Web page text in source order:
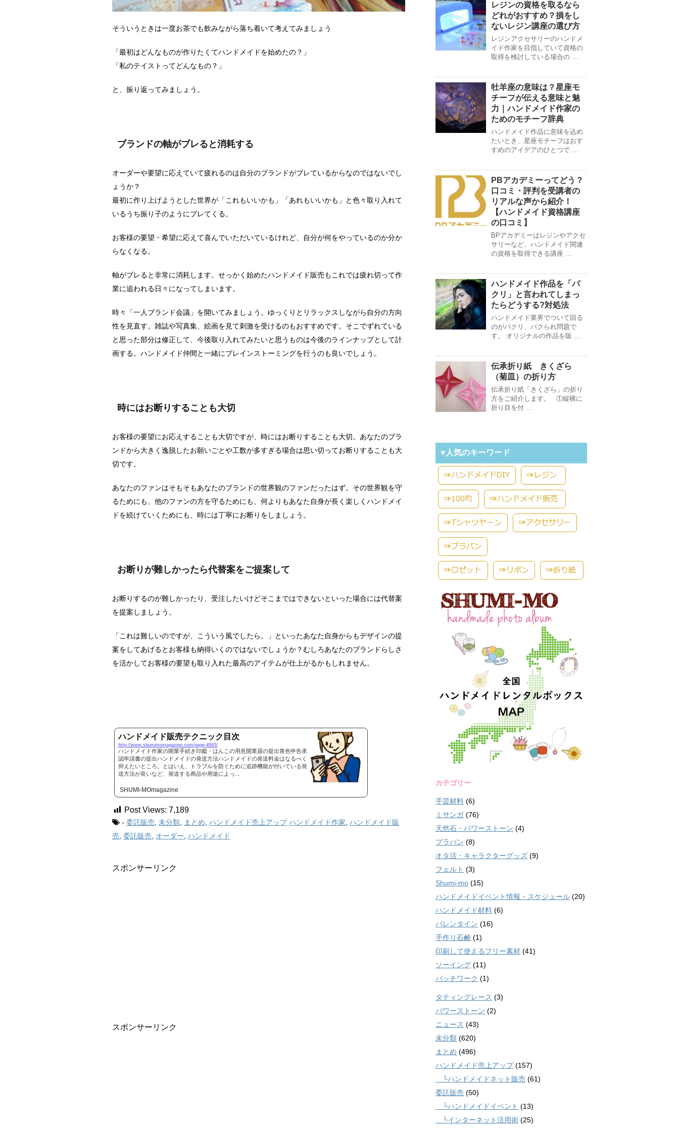
そういうときは一度お茶でも飲みながら落ち着いて考えてみましょう
「最初はどんなものが作りたくてハンドメイドを始めたの？」
「私のテイストってどんなもの？」
と、振り返ってみましょう。
ブランドの軸がブレると消耗する
オーダーや要望に応えていて疲れるのは自分のブランドがブレているからなのではないでし
ょうか？
最初に作り上げようとした世界が「これもいいかも」「あれもいいかも」と色々取り入れて
いるうち振り子のようにブレてくる。
お客様の要望・希望に応えて喜んでいただいているけれど、自分が何をやっているのか分か
らなくなる。
軸がブレると非常に消耗します。せっかく始めたハンドメイド販売もこれでは疲れ切って作
業に追われる日々になってしまいます。
時々「一人ブランド会議」を開いてみましょう。ゆっくりとリラックスしながら自分の方向
性を見直す。雑誌や写真集、絵画を見て刺激を受けるのもおすすめです。そこでずれている
と思った部分は修正して、今後取り入れてみたいと思うものは今後のラインナップとして計
画する。ハンドメイド仲間と一緒にブレインストーミングを行うのも良いでしょう。
時にはお断りすることも大切
お客様の要望にお応えすることも大切ですが、時にはお断りすることも大切。あなたのブラ
ンドから大きく逸脱したお願いごとや工数が多すぎる場合は思い切ってお断りすることも大
切です。
あなたのファンはそもそもあなたのブランドの世界観のファンだったはず。その世界観を守
るためにも、他のファンの方を守るためにも、何よりもあなた自身が長く楽しくハンドメイ
ドを続けていくためにも、時には丁寧にお断りをしましょう。
お断りが難しかったら代替案をご提案して
お断りするのが難しかったり、受注したいけどそこまではできないといった場合には代替案
を提案しましょう。
「これは難しいのですが、こういう風でしたら。」といったあなた自身からもデザインの提
案をしてあげるとお客様も納得いくのではないでしょうか？むしろあなたのブランドらしさ
を活かしてお客様の要望も取り入れた最高のアイテムが仕上がるかもしれません。
ハンドメイド販売テクニック目次
http://www.shumimomagazine.com/page-4065/
ハンドメイド作家の開業手続き印鑑・はんこの用意開業届の提出青色申告承
認申請書の提出ハンドメイドの発送方法ハンドメイドの発送料金はなるべく
抑えたいところ。とはいえ、トラブルを防ぐために追跡機能が付いている発
送方法が良いなど、発送する商品や用途によっ...
SHUMI-MOmagazine
Post Views: 7,189
- 委託販売, 未分類, まとめ, ハンドメイド売上アップ ハンドメイド作家, ハンドメイド販
売, 委託販売, オーダー, ハンドメイド
スポンサーリンク
スポンサーリンク
レジンの資格を取るなら
どれがおすすめ？損をし
ないレジン講座の選び方
レジンアクセサリーのハンドメ
イド作家を目指していて資格の
取得を検討している場合の …
牡羊座の意味は？星座モ
チーフが伝える意味と魅
力｜ハンドメイド作家の
ためのモチーフ辞典
ハンドメイド作品に意味を込め
たいとき、星座モチーフはおす
すめのアイデアのひとつで …
PBアカデミーってどう？
口コミ・評判を受講者の
リアルな声から紹介！
【ハンドメイド資格講座
の口コミ】
BPアカデミーはレジンやアクセ
サリーなど、ハンドメイド関連
の資格を取得できる講座 …
ハンドメイド作品を「パ
クリ」と言われてしまっ
たらどうする?対処法
ハンドメイド業界でついて回る
のがパクリ、パクられ問題で
す。 オリジナルの作品を販 …
伝承折り紙 きくざら
（菊皿）の折り方
伝承折り紙「きくざら」の折り
方をご紹介します。 ①縦横に
折り目を付 …
♥人気のキーワード
カテゴリー
手芸材料 (6)
ミサンガ(76)
天然石・パワーストーン (4)
プラバン (8)
オタ活・キャラクターグッズ (9)
フェルト (3)
Shumi-mo (15)
ハンドメイドイベント情報・スケジュール (20)
ハンドメイド材料 (6)
バレンタイン (16)
手作り石鹸 (1)
印刷して使えるフリー素材 (41)
ソーイング (11)
パッチワーク (1)
タティングレース (3)
パワーストーン (2)
ニュース (43)
未分類 (620)
まとめ (496)
ハンドメイド売上アップ(157)
└ハンドメイドネット販売 (61)
委託販売 (50)
└ハンドメイドイベント (13)
└インターネット活用術 (25)